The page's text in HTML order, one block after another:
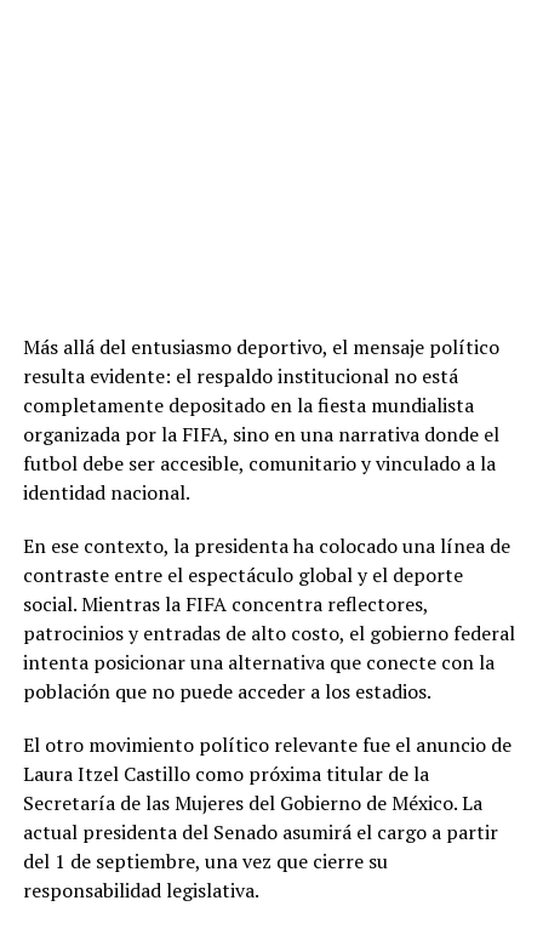
Más allá del entusiasmo deportivo, el mensaje político
resulta evidente: el respaldo institucional no está
completamente depositado en la fiesta mundialista
organizada por la FIFA, sino en una narrativa donde el
futbol debe ser accesible, comunitario y vinculado a la
identidad nacional.
En ese contexto, la presidenta ha colocado una línea de
contraste entre el espectáculo global y el deporte
social. Mientras la FIFA concentra reflectores,
patrocinios y entradas de alto costo, el gobierno federal
intenta posicionar una alternativa que conecte con la
población que no puede acceder a los estadios.
El otro movimiento político relevante fue el anuncio de
Laura Itzel Castillo como próxima titular de la
Secretaría de las Mujeres del Gobierno de México. La
actual presidenta del Senado asumirá el cargo a partir
del 1 de septiembre, una vez que cierre su
responsabilidad legislativa.